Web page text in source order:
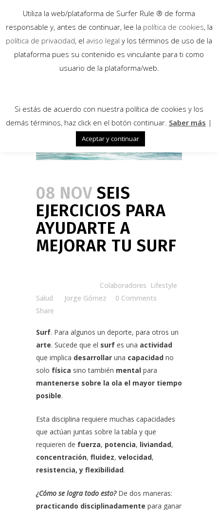
08 NOV SEIS
EJERCICIOS PARA
AYUDARTE A
MEJORAR TU SURF
Colaboradores Lifestyle
Salud
Jorge Gómez
0 Comments
Share
Surf. Para algunos un deporte, para otros un
arte. Sucede que el surf es una actividad
que implica desarrollar una capacidad no
solo física sino también mental para
mantenerse sobre la ola el mayor tiempo
posible.
Esta disciplina requiere muchas capacidades
que actúan juntas sobre la tabla y que
requieren de fuerza, potencia, liviandad,
concentración, fluidez, velocidad,
resistencia, y flexibilidad.
¿Cómo se logra todo esto?De dos maneras:
practicando disciplinadamente para ganar
Utiliza la web/plataforma de Surfer Rule ® de forma
responsable y, antes de continuar, lee la política de cookies, la
política de privacidad, el aviso legal y los términos de uso de la
plataforma pues su contenido es vinculante para ti como
usuario de la plataforma/web.
Si estás de acuerdo con nuestra política de cookies y los
demás términos, haz click en el botón continuar. Saber más |
Aceptar y continuar